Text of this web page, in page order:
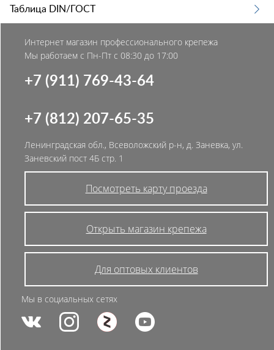
Таблица DIN/ГОСТ
Интернет магазин профессионального крепежа
Мы работаем с Пн-Пт с 08:30 до 17:00
+7 (911) 769-43-64
+7 (812) 207-65-35
Ленинградская обл., Всеволожский р-н, д. Заневка, ул.
Заневский пост 4Б стр. 1
Посмотреть карту проезда
Открыть магазин крепежа
Для оптовых клиентов
Мы в социальных сетях